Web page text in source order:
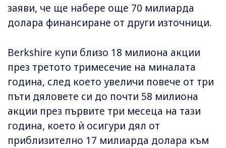
заяви, че ще набере още 70 милиарда
долара финансиране от други източници.
Berkshire купи близо 18 милиона акции
през третото тримесечие на миналата
година, след което увеличи повече от три
пъти дяловете си до почти 58 милиона
акции през първите три месеца на тази
година, което ѝ осигури дял от
приблизително 17 милиарда долара към